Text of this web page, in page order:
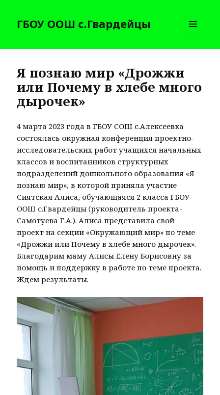
ГБОУ ООШ с.Гвардейцы
И
Я познаю мир «Дрожжи
или Почему в хлебе много
дырочек»
4 марта 2023 года в ГБОУ СОШ с.Алексеевка
состоялась окружная конференция проектно-
исследовательских работ учащихся начальных
классов и воспитанников структурных
подразделений дошкольного образования «Я
познаю мир», в которой приняла участие
Сиятская Алиса, обучающаяся 2 класса ГБОУ
ООШ с.Гвардейцы (руководитель проекта-
Самотуева Г.А.). Алиса представила свой
проект на секции «Окружающий мир» по теме
«Дрожжи или Почему в хлебе много дырочек».
Благодарим маму Алисы Елену Борисовну за
помощь и поддержку в работе по теме проекта.
Ждем результаты.